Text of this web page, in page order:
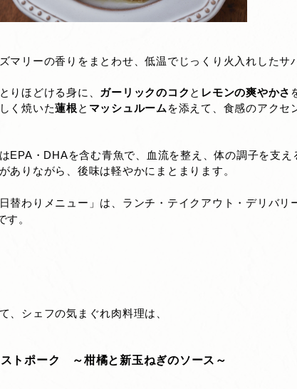
マリーの香りをまとわせ、低温でじっくり火入れしたサ
りほどける身に、 ガーリックのコク と レモンの爽やかさ
く焼いた蓮根と マッシュルームを添えて、食感のアクセ
EPA・DHAを含む青魚で、血流を整え、体の調子を支え
ありながら、後味は軽やかにまとまります。
替わりメニュー」は、ランチ・テイクアウト・デリバリ
す。
、シェフの気まぐれ肉料理は、
ストポーク ～柑橘と新玉ねぎのソース～